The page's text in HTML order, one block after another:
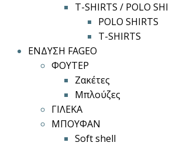
T-SHIRTS / POLO
POLO SHIRTS
T-SHIRTS
ΕΝΔΥΣΗ FAGEO
ΦΟΥΤΕΡ
Ζακέτες
Μπλούζες
ΓΙΛΕΚΑ
ΜΠΟΥΦΑΝ
Soft shell